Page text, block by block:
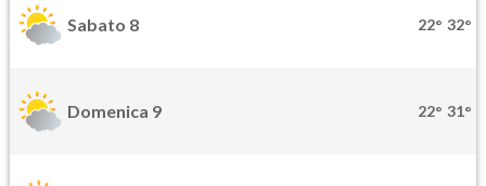
Sabato 8 22° 32°
Domenica 9 22° 31°